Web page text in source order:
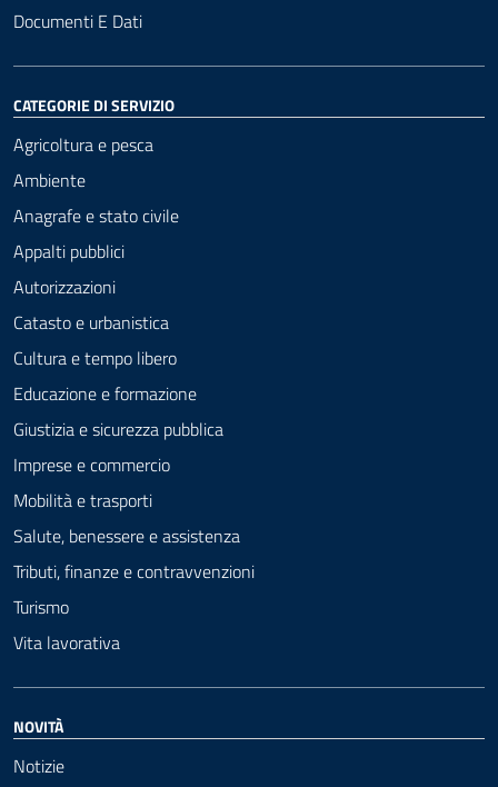
Documenti E Dati
CATEGORIE DI SERVIZIO
Agricoltura e pesca
Ambiente
Anagrafe e stato civile
Appalti pubblici
Autorizzazioni
Catasto e urbanistica
Cultura e tempo libero
Educazione e formazione
Giustizia e sicurezza pubblica
Imprese e commercio
Mobilità e trasporti
Salute, benessere e assistenza
Tributi, finanze e contravvenzioni
Turismo
Vita lavorativa
NOVITÀ
Notizie